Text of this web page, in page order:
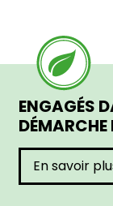
ENGAGÉS
DÉMARCHE
En savoir